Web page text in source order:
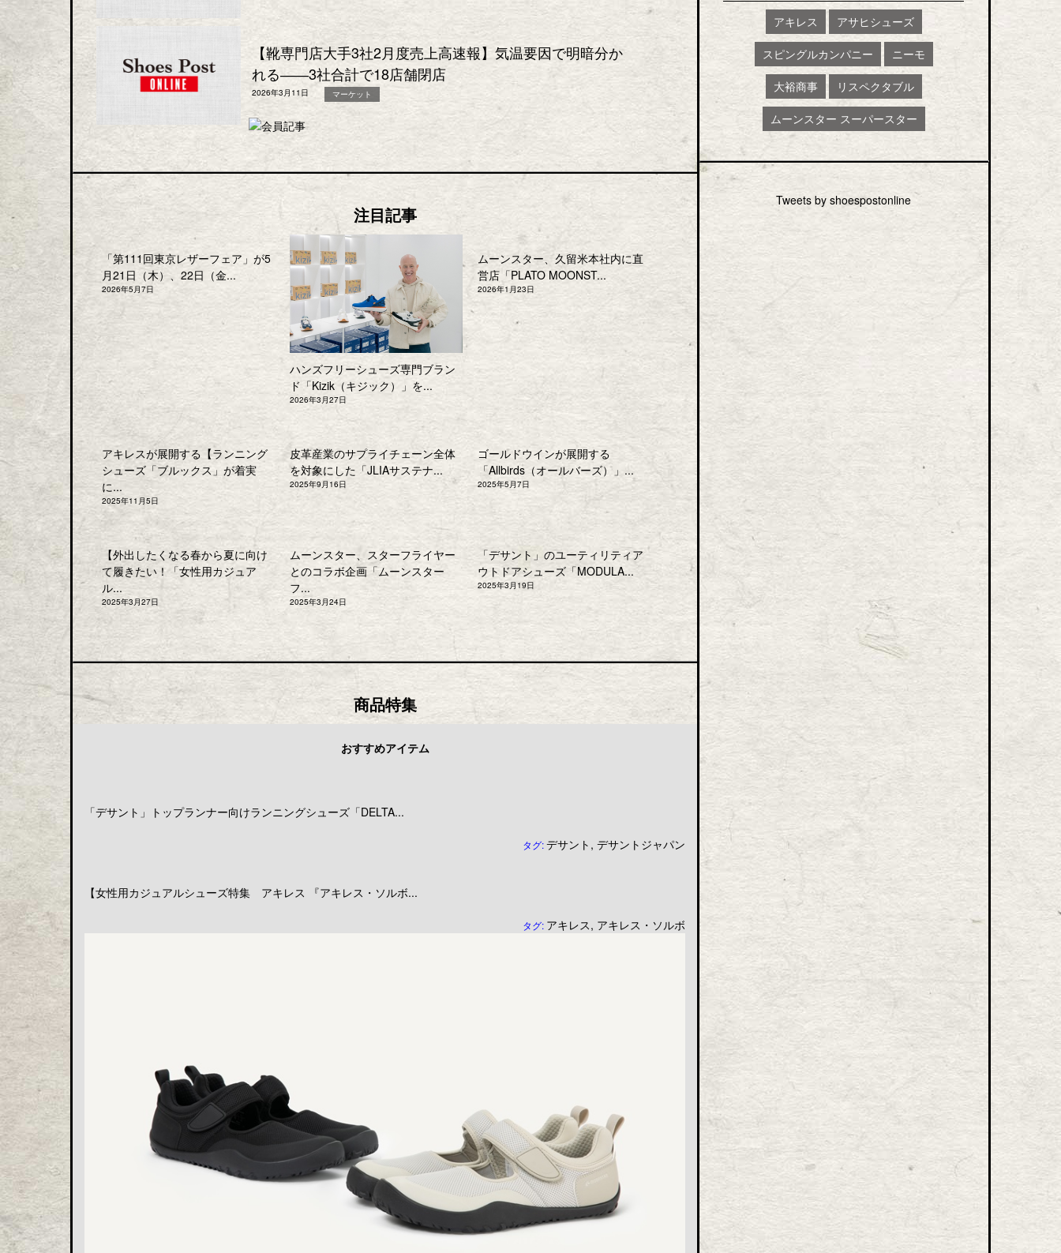
【靴専門店大手3社2月度売上高速報】気温要因で明暗分か
れる――3社合計で18店舗閉店
2026年3月11日 マーケット
注目記事
「第111回東京レザーフェア」が5
月21日（木）、22日（金...
2026年5月7日
ハンズフリーシューズ専門ブラン
ド「Kizik（キジック）」を...
2026年3月27日
ムーンスター、久留米本社内に直
営店「PLATO MOONST...
2026年1月23日
アキレスが展開する【ランニング
シューズ「ブルックス」が着実
に...
2025年11月5日
皮革産業のサプライチェーン全体
を対象にした「JLIAサステナ...
2025年9月16日
ゴールドウインが展開する
「Allbirds（オールバーズ）」...
2025年5月7日
【外出したくなる春から夏に向け
て履きたい！「女性用カジュア
ル...
2025年3月27日
ムーンスター、スターフライヤー
とのコラボ企画「ムーンスター
フ...
2025年3月24日
「デサント」のユーティリティア
ウトドアシューズ「MODULA...
2025年3月19日
商品特集
おすすめアイテム
「デサント」トップランナー向けランニングシューズ「DELTA...
タグ:デサント , デサントジャパン
【女性用カジュアルシューズ特集 アキレス 『アキレス・ソルボ...
タグ: アキレス, アキレス・ソルボ
アキレス アサヒシューズ
スピングルカンパニー ニーモ
大裕商事 リスペクタブル
ムーンスター スーパースター
Tweets by shoespostonline